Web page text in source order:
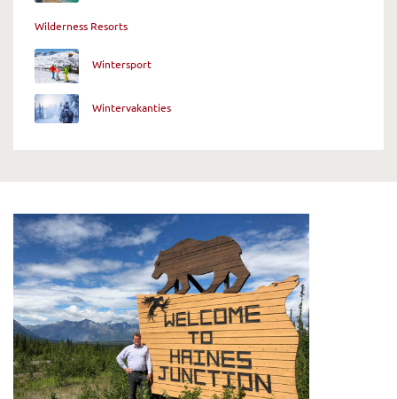
Wilderness Resorts
Wintersport
Wintervakanties